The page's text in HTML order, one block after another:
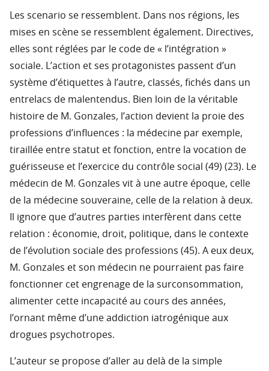
Les scenario se ressemblent. Dans nos régions, les
mises en scène se ressemblent également. Directives,
elles sont réglées par le code de « l’intégration »
sociale. L’action et ses protagonistes passent d’un
système d’étiquettes à l’autre, classés, fichés dans un
entrelacs de malentendus. Bien loin de la véritable
histoire de M. Gonzales, l’action devient la proie des
professions d’influences : la médecine par exemple,
tiraillée entre statut et fonction, entre la vocation de
guérisseuse et l’exercice du contrôle social (49) (23). Le
médecin de M. Gonzales vit à une autre époque, celle
de la médecine souveraine, celle de la relation à deux.
Il ignore que d’autres parties interfèrent dans cette
relation : économie, droit, politique, dans le contexte
de l’évolution sociale des professions (45). A eux deux,
M. Gonzales et son médecin ne pourraient pas faire
fonctionner cet engrenage de la surconsommation,
alimenter cette incapacité au cours des années,
l’ornant même d’une addiction iatrogénique aux
drogues psychotropes.
L’auteur se propose d’aller au delà de la simple